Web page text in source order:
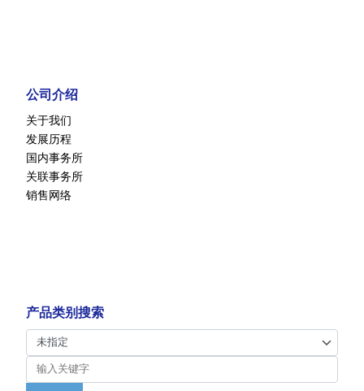
公司介绍
关于我们
发展历程
国内事务所
关联事务所
销售网络
产品类别搜索